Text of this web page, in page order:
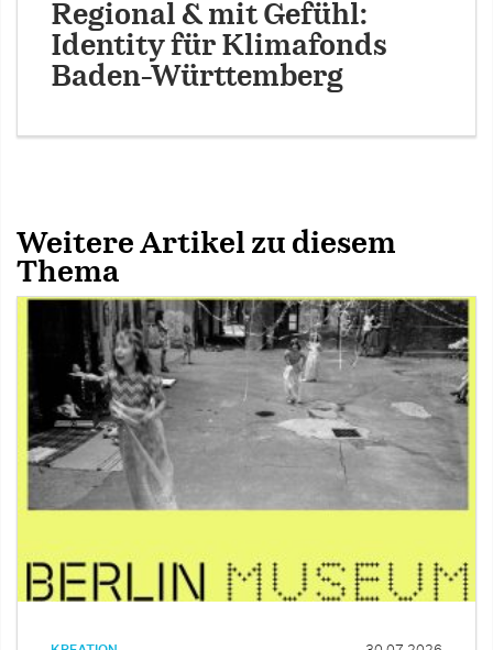
Regional & mit Gefühl:
Identity für Klimafonds
Baden-Württemberg
Weitere Artikel zu diesem
Thema